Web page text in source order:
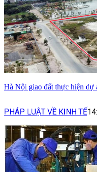
Hà Nội giao đất thực hiện
PHÁP LUẬT VỀ KINH TẾ